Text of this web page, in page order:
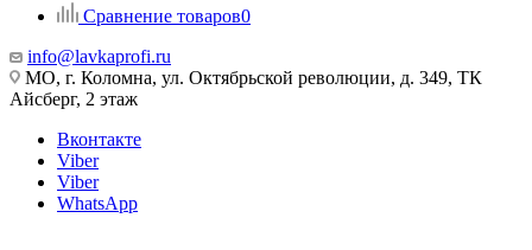
Сравнение товаров0
info@lavkaprofi.ru
МО, г. Коломна, ул. Октябрьской революции, д. 349, ТК
Айсберг, 2 этаж
Вконтакте
Viber
Viber
WhatsApp